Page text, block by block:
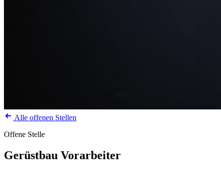
Alle offenen Stellen
Offene Stelle
Gerüstbau Vorarbeiter